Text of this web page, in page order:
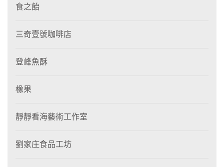
食之飴
三奇壹號咖啡店
登峰魚酥
橡果
靜靜看海藝術工作室
劉家庄食品工坊